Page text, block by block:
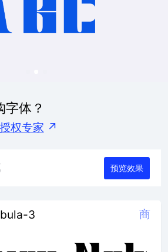
字体？
权专家 ↗
预览效果
3 商